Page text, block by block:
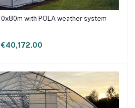
Add to cartwith POLA weather system
€40,172.00